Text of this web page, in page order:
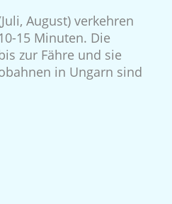
August) verkehren
15 Minuten. Die
zur Fähre und sie
in Ungarn sind